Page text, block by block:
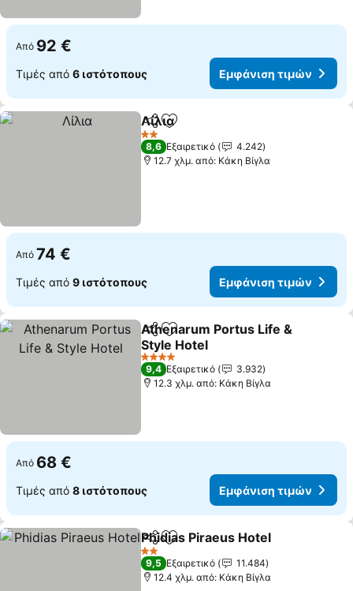
Από 92 €
Τιμές από 6 ιστότοπους Εμφάνιση τιμών
Κοινοποίηση
Προσθήκη στα αγαπημένα
Λίλια
2 Αστέρια
8,6 Εξαιρετικό
4.242
12.7 χλμ. από: Κάκη Βίγλα
Από 74 €
Τιμές από 9 ιστότοπους Εμφάνιση τιμών
Κοινοποίηση
Προσθήκη στα αγαπημένα
Athenarum Portus Life &
Style Hotel
Εμφάνιση τιμών
4 Αστέρια
9,4 Εξαιρετικό
3.932
12.3 χλμ. από: Κάκη Βίγλα
Από 68 €
Τιμές από 8 ιστότοπους Εμφάνιση τιμών
Κοινοποίηση
Προσθήκη στα αγαπημένα
Phidias Piraeus Hotel
2 Αστέρια
9,5 Εξαιρετικό
11.484
12.4 χλμ. από: Κάκη Βίγλα